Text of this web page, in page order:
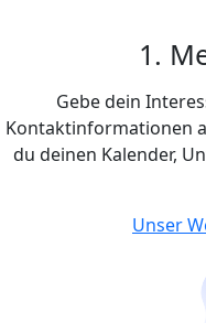
1.
Gebe dein
Kontaktinformationen
du deinen Kalender,
Unser